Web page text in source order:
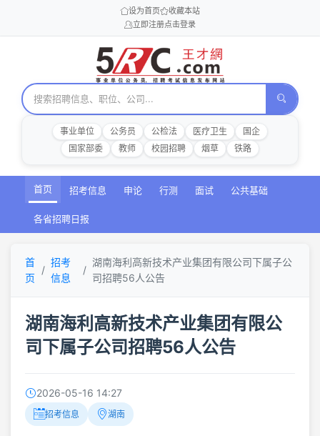
设为首页
收藏本站
立即注册点击登录
事业单位 公务员 公检法 医疗卫生
国企
国家部委
教师 校园招聘 烟草 铁路
首页 招考信息 申论 行测 面试 公共基础
各省招聘日报
首
页
招考
信息
湖南海利高新技术产业集团有限公司下属子公
司招聘56人公告
湖南海利高新技术产业集团有限公
司下属子公司招聘56人公告
2026-05-16 14:27
招考信息 湖南